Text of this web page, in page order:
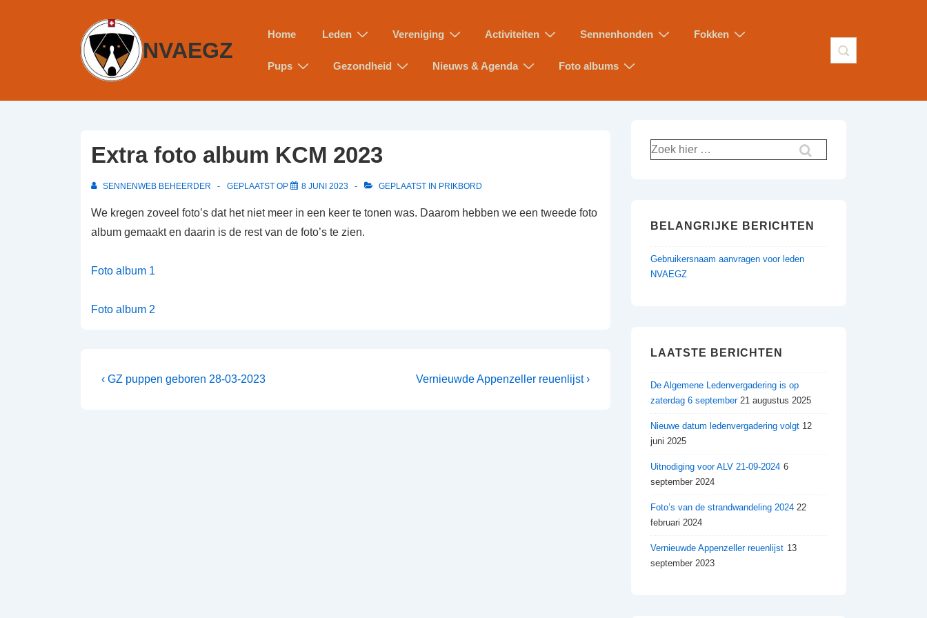
NVAEGZ
Home Leden Vereniging Activiteiten Sennenhonden Fokken
Pups Gezondheid Nieuws & Agenda Foto albums
Extra foto album KCM 2023
SENNENWEB BEHEERDER GEPLAATST OP 8 JUNI 2023 GEPLAATST IN PRIKBORD
We kregen zoveel foto’s dat het niet meer in een keer te tonen was. Daarom hebben we een tweede foto
album gemaakt en daarin is de rest van de foto’s te zien.
Foto album 1
Foto album 2
‹ GZ puppen geboren 28-03-2023 Vernieuwde Appenzeller reuenlijst ›
BELANGRIJKE BERICHTEN
Gebruikersnaam aanvragen voor leden
NVAEGZ
LAATSTE BERICHTEN
De Algemene Ledenvergadering is op
zaterdag 6 september 21 augustus 2025
Nieuwe datum ledenvergadering volgt 12
juni 2025
Uitnodiging voor ALV 21-09-2024 6
september 2024
Foto’s van de strandwandeling 2024 22
februari 2024
Vernieuwde Appenzeller reuenlijst 13
september 2023